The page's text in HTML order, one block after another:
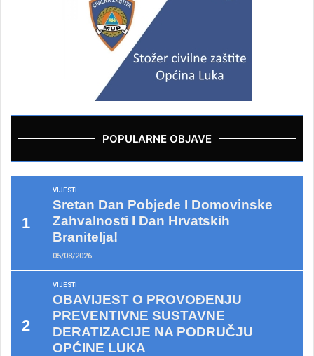
POPULARNE OBJAVE
VIJESTI
Sretan Dan Pobjede I Domovinske
Zahvalnosti I Dan Hrvatskih
Branitelja!
05/08/2026
VIJESTI
OBAVIJEST O PROVOĐENJU
PREVENTIVNE SUSTAVNE
DERATIZACIJE NA PODRUČJU
OPĆINE LUKA